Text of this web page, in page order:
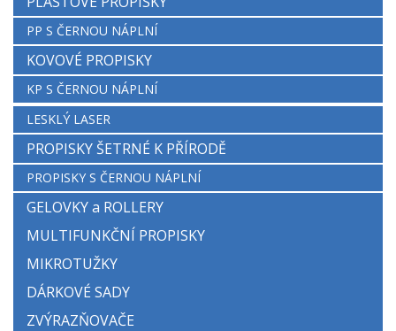
PP S ČERNOU NÁPLNÍ
KOVOVÉ PROPISKY
KP S ČERNOU NÁPLNÍ
LESKLÝ LASER
PROPISKY ŠETRNÉ K PŘÍRODĚ
PROPISKY S ČERNOU NÁPLNÍ
GELOVKY a ROLLERY
MULTIFUNKČNÍ PROPISKY
MIKROTUŽKY
DÁRKOVÉ SADY
ZVÝRAZŇOVAČE